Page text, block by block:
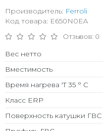
Производитель: Ferroli
Код товара: E650N0EA
Отзывов: 0
Вес нетто
Вместимость
Время нагрева 'T 35 ° C
Класс ERP
Поверхность катушки ГВС